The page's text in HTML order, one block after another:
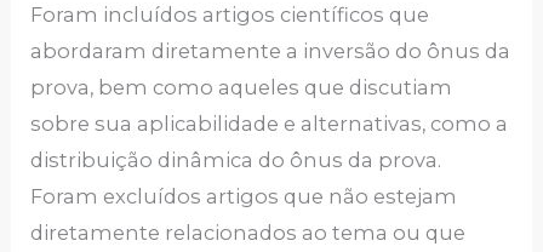
Foram incluídos artigos científicos que
abordaram diretamente a inversão do ônus da
prova, bem como aqueles que discutiam
sobre sua aplicabilidade e alternativas, como a
distribuição dinâmica do ônus da prova.
Foram excluídos artigos que não estejam
diretamente relacionados ao tema ou que